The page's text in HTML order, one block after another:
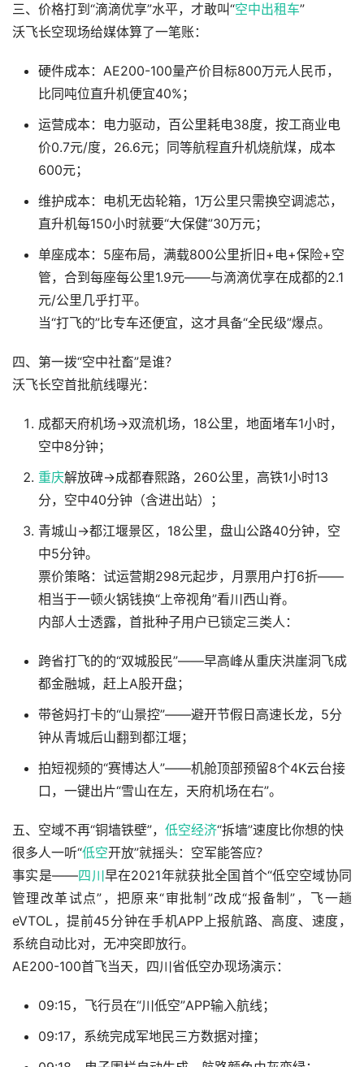
三、价格打到“滴滴优享”水平，才敢叫“空中出租车”
沃飞长空现场给媒体算了一笔账：
硬件成本：AE200-100量产价目标800万元人民币，
比同吨位直升机便宜40%；
运营成本：电力驱动，百公里耗电38度，按工商业电
价0.7元/度，26.6元；同等航程直升机烧航煤，成本
600元；
维护成本：电机无齿轮箱，1万公里只需换空调滤芯，
直升机每150小时就要“大保健”30万元；
单座成本：5座布局，满载800公里折旧+电+保险+空
管，合到每座每公里1.9元——与滴滴优享在成都的2.1
元/公里几乎打平。
当“打飞的”比专车还便宜，这才具备“全民级”爆点。
四、第一拨“空中社畜”是谁？
沃飞长空首批航线曝光：
成都天府机场→双流机场，18公里，地面堵车1小时，
空中8分钟；
重庆解放碑→成都春熙路，260公里，高铁1小时13
分，空中40分钟（含进出站）；
青城山→都江堰景区，18公里，盘山公路40分钟，空
中5分钟。
票价策略：试运营期298元起步，月票用户打6折——
相当于一顿火锅钱换“上帝视角”看川西山脊。
内部人士透露，首批种子用户已锁定三类人：
跨省打飞的的“双城股民”——早高峰从重庆洪崖洞飞成
都金融城，赶上A股开盘；
带爸妈打卡的“山景控”——避开节假日高速长龙，5分
钟从青城后山翻到都江堰；
拍短视频的“赛博达人”——机舱顶部预留8个4K云台接
口，一键出片“雪山在左，天府机场在右”。
五、空域不再“铜墙铁壁”， 低空经济“拆墙”速度比你想的快
很多人一听“低空开放”就摇头：空军能答应？
事实是——四川早在2021年就获批全国首个“低空空域协同
管理改革试点”，把原来“审批制”改成“报备制”，飞一趟
eVTOL，提前45分钟在手机APP上报航路、高度、速度，
系统自动比对，无冲突即放行。
AE200-100首飞当天，四川省低空办现场演示：
09:15，飞行员在“川低空”APP输入航线；
09:17，系统完成军地民三方数据对撞；